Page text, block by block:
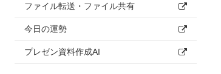
ファイル転送・ファイル共有
今日の運勢
プレゼン資料作成AI